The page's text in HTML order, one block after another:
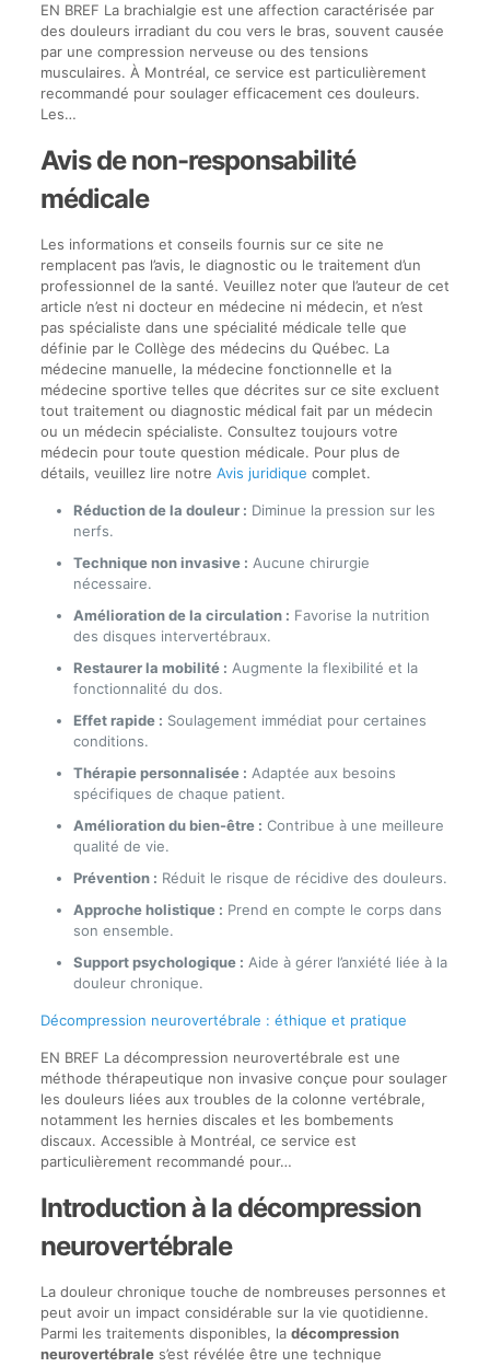
EN BREF La brachialgie est une affection caractérisée par
des douleurs irradiant du cou vers le bras, souvent causée
par une compression nerveuse ou des tensions
musculaires. À Montréal, ce service est particulièrement
recommandé pour soulager efficacement ces douleurs.
Les…
Avis de non-responsabilité
médicale
Les informations et conseils fournis sur ce site ne
remplacent pas l’avis, le diagnostic ou le traitement d’un
professionnel de la santé. Veuillez noter que l’auteur de cet
article n’est ni docteur en médecine ni médecin, et n’est
pas spécialiste dans une spécialité médicale telle que
définie par le Collège des médecins du Québec. La
médecine manuelle, la médecine fonctionnelle et la
médecine sportive telles que décrites sur ce site excluent
tout traitement ou diagnostic médical fait par un médecin
ou un médecin spécialiste. Consultez toujours votre
médecin pour toute question médicale. Pour plus de
détails, veuillez lire notre Avis juridique complet.
Réduction de la douleur : Diminue la pression sur les
nerfs.
Technique non invasive : Aucune chirurgie
nécessaire.
Amélioration de la circulation : Favorise la nutrition
des disques intervertébraux.
Restaurer la mobilité : Augmente la flexibilité et la
fonctionnalité du dos.
Effet rapide : Soulagement immédiat pour certaines
conditions.
Thérapie personnalisée : Adaptée aux besoins
spécifiques de chaque patient.
Amélioration du bien-être : Contribue à une meilleure
qualité de vie.
Prévention : Réduit le risque de récidive des douleurs.
Approche holistique : Prend en compte le corps dans
son ensemble.
Support psychologique : Aide à gérer l’anxiété liée à la
douleur chronique.
Décompression neurovertébrale : éthique et pratique
EN BREF La décompression neurovertébrale est une
méthode thérapeutique non invasive conçue pour soulager
les douleurs liées aux troubles de la colonne vertébrale,
notamment les hernies discales et les bombements
discaux. Accessible à Montréal, ce service est
particulièrement recommandé pour…
Introduction à la décompression
neurovertébrale
La douleur chronique touche de nombreuses personnes et
peut avoir un impact considérable sur la vie quotidienne.
Parmi les traitements disponibles, la décompression
neurovertébrales’est révélée être une technique